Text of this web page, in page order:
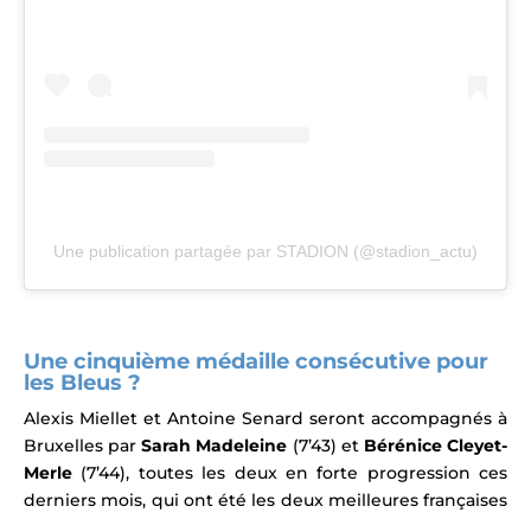
Une publication partagée par STADION (@stadion_actu)
Une cinquième médaille consécutive pour
les Bleus ?
Alexis Miellet et Antoine Senard seront accompagnés à
Bruxelles parSarah Madeleine (7’43) et Bérénice Cleyet-
Merle (7’44), toutes les deux en forte progression ces
derniers mois, qui ont été les deux meilleures françaises